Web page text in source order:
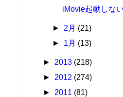
iMovie起動しな
► 2月 (21)
► 1月 (13)
► 2013 (218)
► 2012 (274)
► 2011 (81)